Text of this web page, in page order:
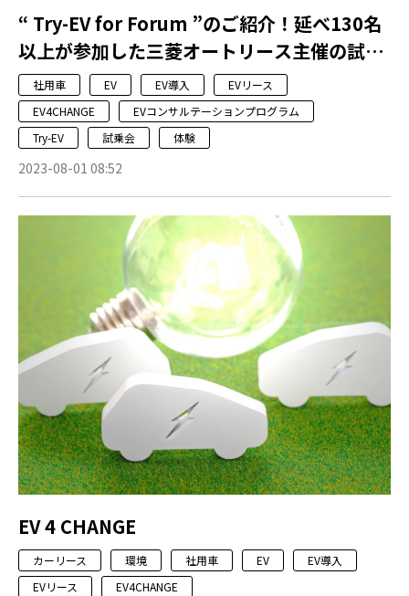
“ Try-EV for Forum ”のご紹介！延べ130名
以上が参加した三菱オートリース主催の試乗
会です！
社用車 EV EV導入
EVリース
EV4CHANGE
EVコンサルテーションプログラム
Try-EV
試乗会 体験
2023-08-01 08:52
EV 4 CHANGE
カーリース 環境 社用車 EV
EV導入
EVリース
EV4CHANGE